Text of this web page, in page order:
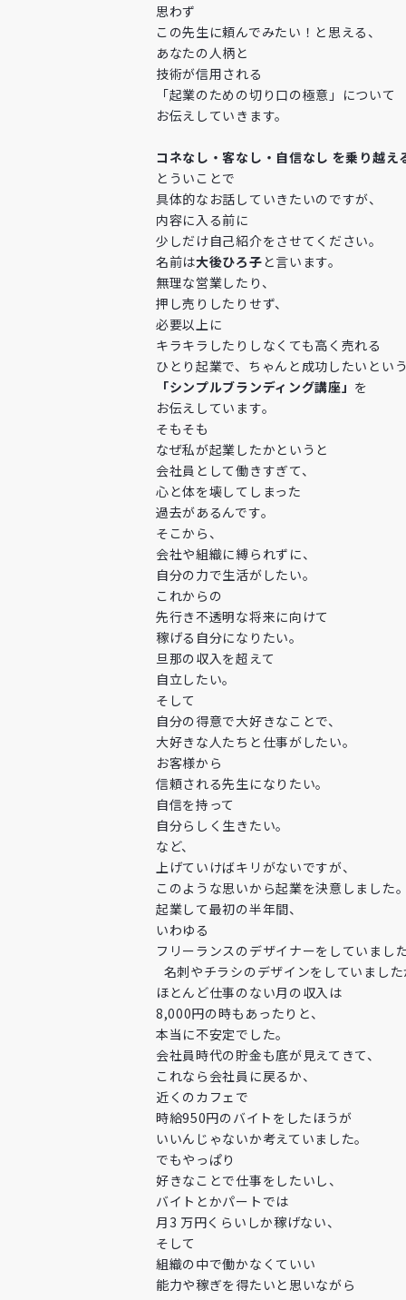
思わず
この先生に頼んでみたい！と思える、
あなたの人柄と
技術が信用される
「起業のための切り口の極意」について
お伝えしていきます。
コネなし・客なし・自信なし を乗り越え
とういことで
具体的なお話していきたいのですが、
内容に入る前に
少しだけ自己紹介をさせてください。
名前は大後ひろ子と言います。
無理な営業したり、
押し売りしたりせず、
必要以上に
キラキラしたりしなくても高く売れる
ひとり起業で、ちゃんと成功したいとい
「シンプルブランディング講座」 を
お伝えしています。
そもそも
なぜ私が起業したかというと
会社員として働きすぎて、
心と体を壊してしまった
過去があるんです。
そこから、
会社や組織に縛られずに、
自分の力で生活がしたい。
これからの
先行き不透明な将来に向けて
稼げる自分になりたい。
旦那の収入を超えて
自立したい。
そして
自分の得意で大好きなことで、
大好きな人たちと仕事がしたい。
お客様から
信頼される先生になりたい。
自信を持って
自分らしく生きたい。
など、
上げていけばキリがないですが、
このような思いから起業を決意しました。
起業して最初の半年間、
いわゆる
フリーランスのデザイナーをしていました
名刺やチラシのデザインをしていました
ほとんど仕事のない月の収入は
8,000円の時もあったりと、
本当に不安定でした。
会社員時代の貯金も底が見えてきて、
これなら会社員に戻るか、
近くのカフェで
時給950円のバイトをしたほうが
いいんじゃないか考えていました。
でもやっぱり
好きなことで仕事をしたいし、
バイトとかパートでは
月3 万円くらいしか稼げない、
そして
組織の中で働かなくていい
能力や稼ぎを得たいと思いながら
メー